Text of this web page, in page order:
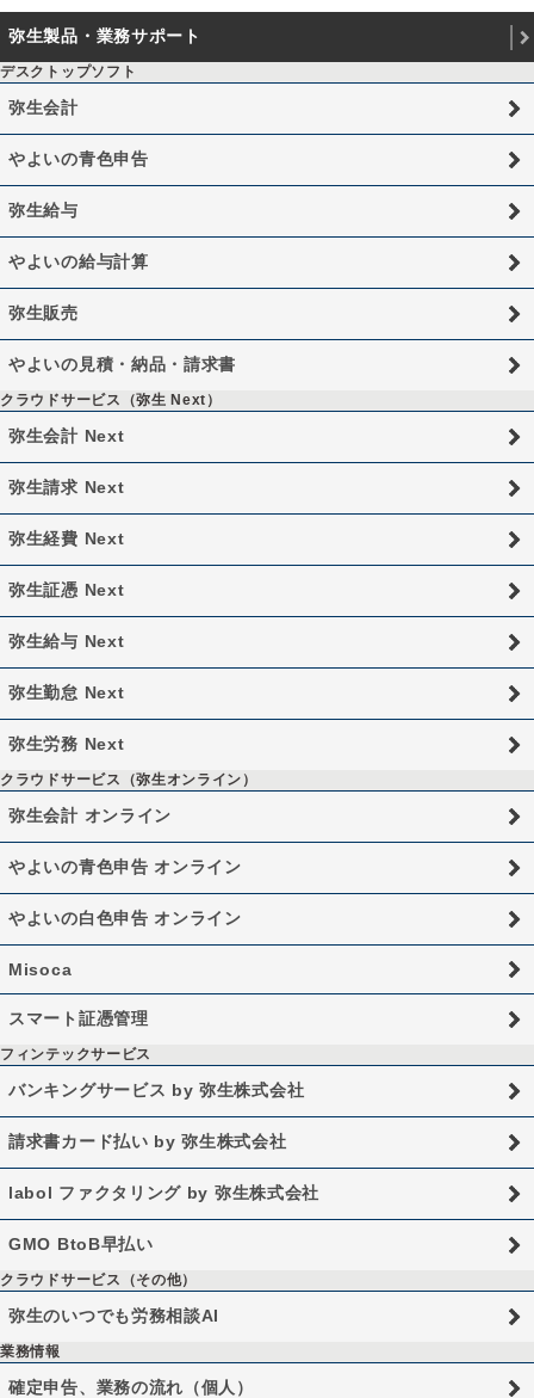
弥生製品・業務サポート
デスクトップソフト
弥生会計
やよいの青色申告
弥生給与
やよいの給与計算
弥生販売
やよいの見積・納品・請求書
クラウドサービス（弥生 Next）
弥生会計 Next
弥生請求 Next
弥生経費 Next
弥生証憑 Next
弥生給与 Next
弥生勤怠 Next
弥生労務 Next
クラウドサービス（弥生オンライン）
弥生会計 オンライン
やよいの青色申告 オンライン
やよいの白色申告 オンライン
Misoca
スマート証憑管理
フィンテックサービス
バンキングサービス by 弥生株式会社
請求書カード払い by 弥生株式会社
labol ファクタリング by 弥生株式会社
GMO BtoB早払い
クラウドサービス（その他）
弥生のいつでも労務相談AI
業務情報
確定申告、業務の流れ（個人）